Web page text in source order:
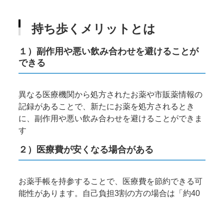
持ち歩くメリットとは
１）副作用や悪い飲み合わせを避けることが
できる
異なる医療機関から処方されたお薬や市販薬情報の
記録があることで、新たにお薬を処方されるとき
に、副作用や悪い飲み合わせを避けることができま
す
２）医療費が安くなる場合がある
お薬手帳を持参することで、医療費を節約できる可
能性があります。自己負担3割の方の場合は「約40